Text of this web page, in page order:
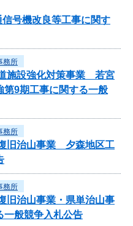
信号機改良等工事に関す
務所
施設強化対策事業 若宮
9期工事に関する一般
務所
旧治山事業 夕森地区工
務所
旧治山事業・県単治山事
般競争入札公告